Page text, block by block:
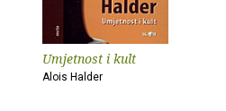
Umjetnost i kult
Alois Halder